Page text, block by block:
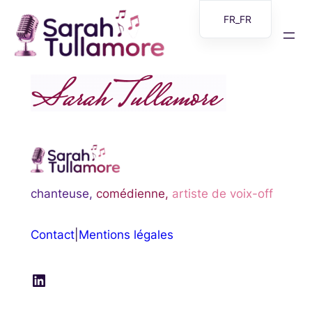
Aller
au
contenu
chanteuse, comédienne, artiste de voix-off
Contact| Mentions légales
LinkedIn
FR_FR